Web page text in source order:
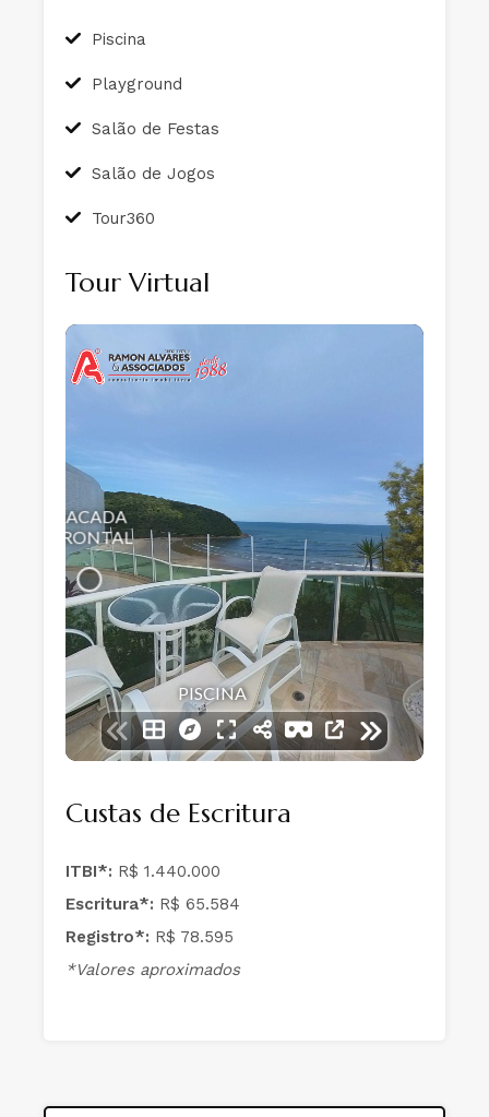
Piscina
Playground
Salão de Festas
Salão de Jogos
Tour360
Tour Virtual
Custas de Escritura
ITBI*: R$ 1.440.000
Escritura*: R$ 65.584
Registro*: R$ 78.595
*Valores aproximados